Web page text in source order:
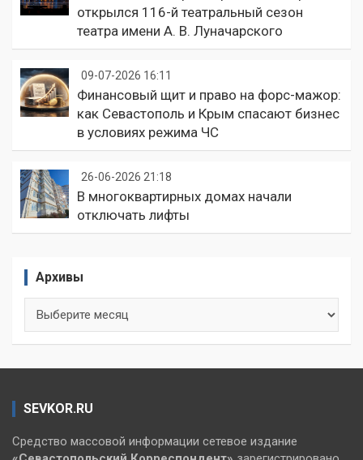
открылся 116-й театральный сезон
театра имени А. В. Луначарского
09-07-2026 16:11
Финансовый щит и право на форс-мажор:
как Севастополь и Крым спасают бизнес
в условиях режима ЧС
26-06-2026 21:18
В многоквартирных домах начали
отключать лифты
Архивы
SEVKOR.RU
Средство массовой информации сетевое издание